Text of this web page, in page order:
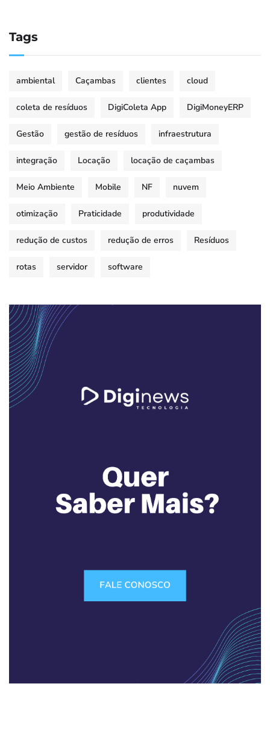
Tags
ambiental Caçambas clientes cloud
coleta de resíduos DigiColeta App DigiMoneyERP
Gestão gestão de resíduos infraestrutura
integração Locação locação de caçambas
Meio Ambiente Mobile NF nuvem
otimização Praticidade produtividade
redução de custos redução de erros Resíduos
rotas servidor software